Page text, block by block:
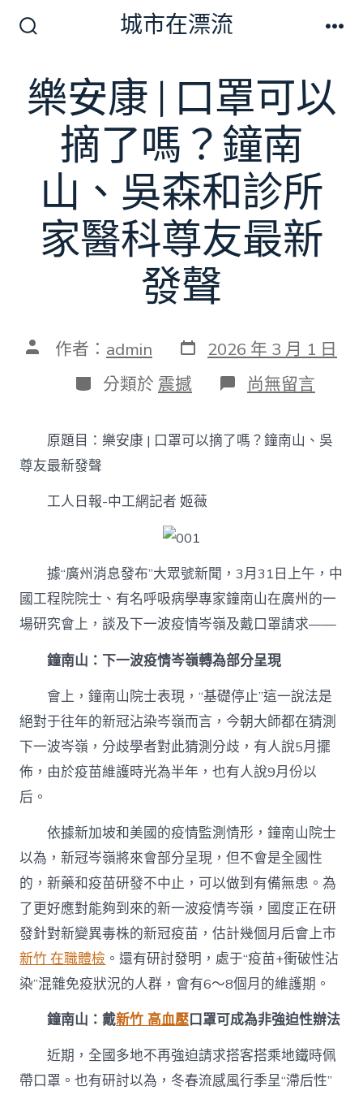
切
換
開
城市在漂流
樂安康 | 口罩可以
摘了嗎？鐘南
山、吳森和診所
家醫科尊友最新
發聲
文 作者： admin 發
表
日
期
2026 年 3 月 1 日
分
類
分類於 震撼 在
〈樂
康
|
嗎？
鐘
南
山、
吳
和
所
家
醫
科
尊
友
發
聲〉
中
尚無留言
原題目：樂安康 | 口罩可以摘了嗎？鐘南山、吳
尊友最新發聲
工人日報-中工網記者姬薇
據“廣州消息發布”大眾號新聞，3月31日上午，中
國工程院院士、有名呼吸病學專家鐘南山在廣州的一
場研究會上，談及下一波疫情岑嶺及戴口罩請求——
鐘南山：下一波疫情岑嶺轉為部分呈現
會上，鐘南山院士表現，“基礎停止”這一說法是
絕對于往年的新冠沾染岑嶺而言，今朝大師都在猜測
下一波岑嶺，分歧學者對此猜測分歧，有人說5月擺
佈，由於疫苗維護時光為半年，也有人說9月份以
后。
依據新加坡和美國的疫情監測情形，鐘南山院士
以為，新冠岑嶺將來會部分呈現，但不會是全國性
的，新藥和疫苗研發不中止，可以做到有備無患。為
了更好應對能夠到來的新一波疫情岑嶺，國度正在研
發針對新變異毒株的新冠疫苗，估計幾個月后會上市
新竹 在職體檢 。還有研討發明，處于“疫苗+衝破性沾
染”混雜免疫狀況的人群，會有6～8個月的維護期。
鐘南山：戴新竹 高血壓口罩可成為非強迫性辦法
近期，全國多地不再強迫請求搭客搭乘地鐵時佩
帶口罩。也有研討以為，冬春流感風行季呈“滯后性”